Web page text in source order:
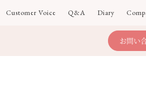
Customer Voice Q&A Diary
お問い